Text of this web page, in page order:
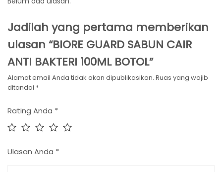
Jadilah yang pertama memberikan
ulasan “BIORE GUARD SABUN CAIR
ANTI BAKTERI 100ML BOTOL”
Alamat email Anda tidak akan dipublikasikan. Ruas yang wajib
ditandai *
Rating Anda *
Ulasan Anda *